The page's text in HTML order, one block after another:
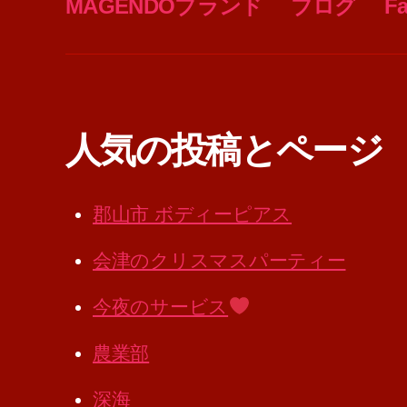
MAGENDOブランド ブログ
人気の投稿とページ
郡山市 ボディーピアス
会津のクリスマスパーティー
今夜のサービス
農業部
深海